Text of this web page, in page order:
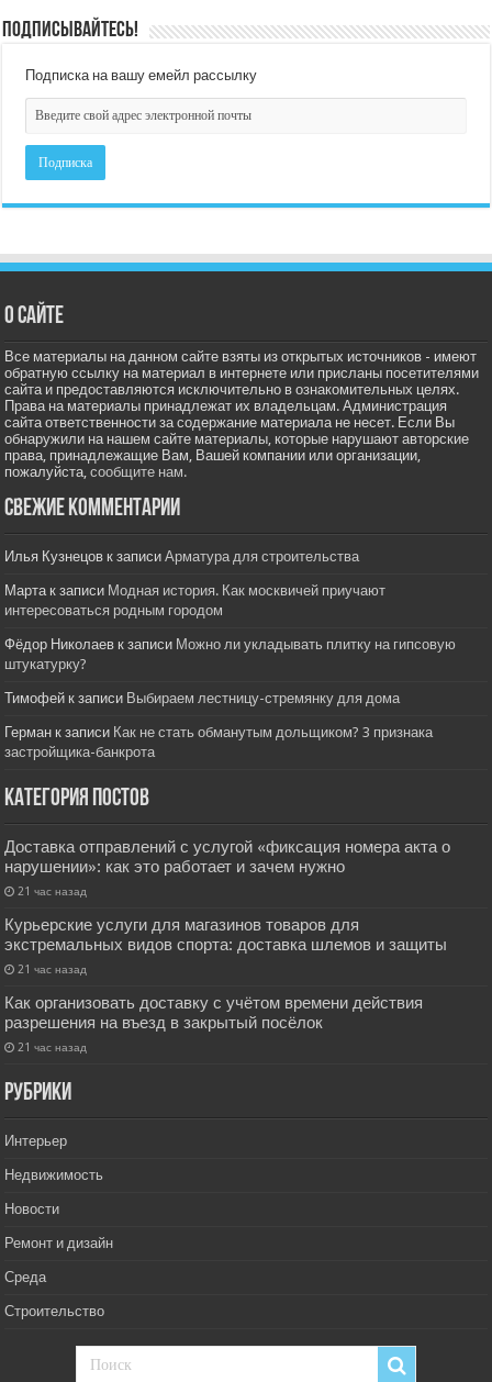
Подписывайтесь!
Подписка на вашу емейл рассылку
О сайте
Все материалы на данном сайте взяты из открытых источников - имеют
обратную ссылку на материал в интернете или присланы посетителями
сайта и предоставляются исключительно в ознакомительных целях.
Права на материалы принадлежат их владельцам. Администрация
сайта ответственности за содержание материала не несет. Если Вы
обнаружили на нашем сайте материалы, которые нарушают авторские
права, принадлежащие Вам, Вашей компании или организации,
пожалуйста,сообщите нам.
Свежие комментарии
Илья Кузнецов к записиАрматура для строительства
Мартак записи Модная история. Как москвичей приучают
интересоваться родным городом
Фёдор Николаев к записи Можно ли укладывать плитку на гипсовую
штукатурку?
Тимофей к записи Выбираем лестницу-стремянку для дома
Герман к записи Как не стать обманутым дольщиком? 3 признака
застройщика-банкрота
Категория постов
Доставка отправлений с услугой «фиксация номера акта о
нарушении»: как это работает и зачем нужно
21 час назад
Курьерские услуги для магазинов товаров для
экстремальных видов спорта: доставка шлемов и защиты
21 час назад
Как организовать доставку с учётом времени действия
разрешения на въезд в закрытый посёлок
21 час назад
РУбрики
Интерьер
Недвижимость
Новости
Ремонт и дизайн
Среда
Строительство